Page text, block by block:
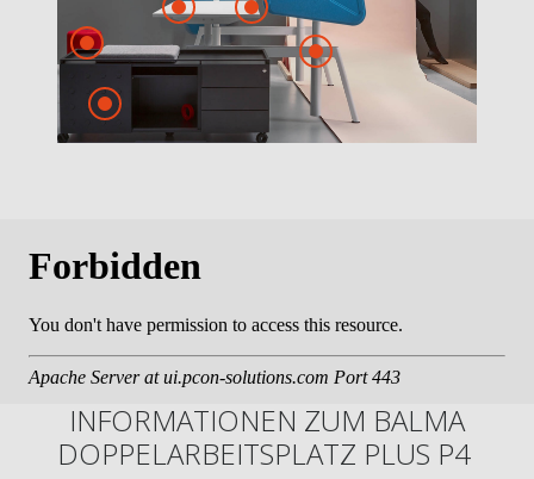
INFORMATIONEN ZUM BALMA
DOPPELARBEITSPLATZ PLUS P4